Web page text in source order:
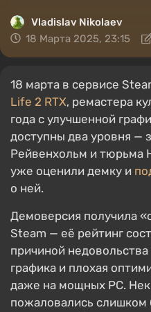
Vladislav Nikolaev
18 Марта 2025, 23:15
18 марта в сервисе
Life 2 RTX, ремастера
года с улучшенной
доступны два уровня —
Рейвенхольм и тюрьма
уже оценили демку и
о ней.
Демоверсия получила
Steam — её рейтинг
причиной
графика и плохая
даже на мощных PC.
пожаловались слишком